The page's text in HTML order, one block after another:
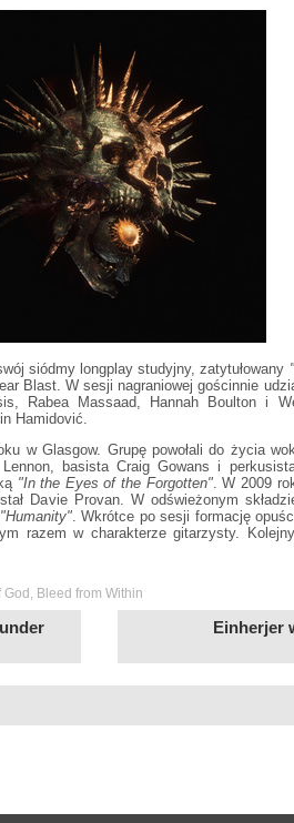
siódmy longplay studyjny, zatytułowany
Blast. W sesji nagraniowej gościnnie
Rabea Massaad, Hannah Boulton i
Hamidović.
w Glasgow. Grupę powołali do życia
basista Craig Gowans i
"In the Eyes of the Forgotten". W 2009
Davie Provan. W odświeżonym
"Humanity". Wkrótce po sesji formację
razem w charakterze gitarzysty.
God Bleed from Within
Einherjer